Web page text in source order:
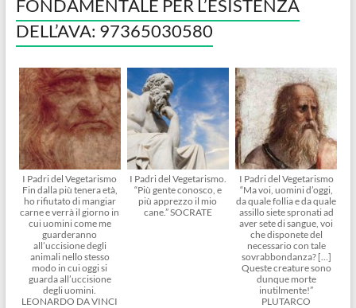
FONDAMENTALE PER L’ESISTENZA
DELL’AVA: 97365030580
I Padri del Vegetarismo
Fin dalla più tenera età,
ho rifiutato di mangiar
carne e verrà il giorno in
cui uomini come me
guarderanno
all’uccisione degli
animali nello stesso
modo in cui oggi si
guarda all’uccisione
degli uomini.
LEONARDO DA VINCI
I Padri del Vegetarismo.
“Più gente conosco, e
più apprezzo il mio
cane.” SOCRATE
I Padri del Vegetarismo
“Ma voi, uomini d’oggi,
da quale follia e da quale
assillo siete spronati ad
aver sete di sangue, voi
che disponete del
necessario con tale
sovrabbondanza? […]
Queste creature sono
dunque morte
inutilmente!”
PLUTARCO